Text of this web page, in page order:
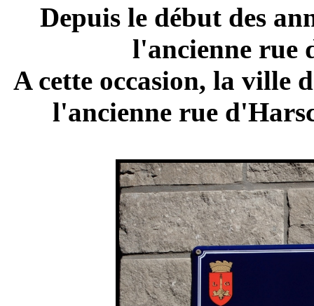
Depuis le début des
l'ancienne rue
A cette occasion, la ville
l'ancienne rue